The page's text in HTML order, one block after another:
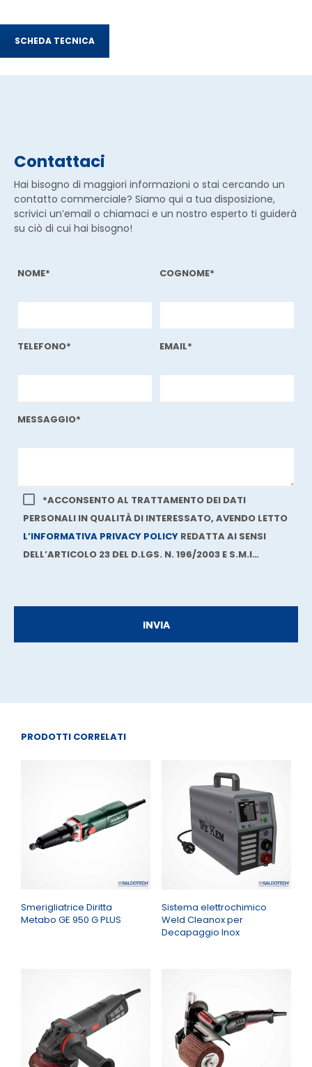
SCHEDA TECNICA
Contattaci
Hai bisogno di maggiori informazioni o stai cercando un
contatto commerciale? Siamo qui a tua disposizione,
scrivici un’email o chiamaci e un nostro esperto ti guiderà
su ciò di cui hai bisogno!
NOME* COGNOME*
TELEFONO* EMAIL*
MESSAGGIO*
*ACCONSENTO AL TRATTAMENTO DEI DATI
PERSONALI IN QUALITÀ DI INTERESSATO, AVENDO LETTO
L’INFORMATIVA PRIVACY POLICY REDATTA AI SENSI
DELL’ARTICOLO 23 DEL D.LGS. N. 196/2003 E S.M.I…
PRODOTTI CORRELATI
Smerigliatrice Diritta
Metabo GE 950 G PLUS
Sistema elettrochimico
Weld Cleanox per
Decapaggio Inox